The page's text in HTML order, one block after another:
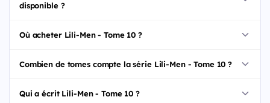
disponible ?
Où acheter Lili-Men - Tome 10 ?
Combien de tomes compte la série Lili-Men - Tome 10 ?
Qui a écrit Lili-Men - Tome 10 ?